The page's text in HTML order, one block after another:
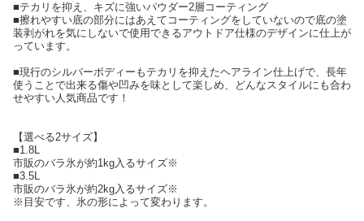
■テカリを抑え、キズに強いパウダー2層コーティング
■擦れやすい底の部分にはあえてコーティングをしていないので底の塗
装剥がれを気にしないで使用できるアウトドア仕様のデザインに仕上が
っています。
■現行のシルバーボディーもテカリを抑えたヘアライン仕上げで、長年
使うことで出来る傷や凹みを味として楽しめ、どんなスタイルにも合わ
せやすい人気商品です！
【選べる2サイズ】
■1.8L
市販のバラ氷が約1kg入るサイズ※
■3.5L
市販のバラ氷が約2kg入るサイズ※
※目安です、氷の形によって変わります。